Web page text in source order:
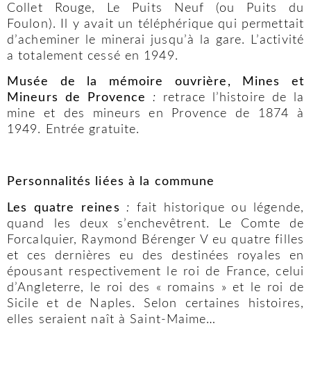
Collet Rouge, Le Puits Neuf (ou Puits du
Foulon). Il y avait un téléphérique qui permettait
d’acheminer le minerai jusqu’à la gare. L’activité
a totalement cessé en 1949.
Musée de la mémoire ouvrière, Mines et
Mineurs de Provence
: retrace l’histoire de la
mine et des mineurs en Provence de 1874 à
1949. Entrée gratuite.
Personnalités liées à la commune
Les quatre reines : fait historique ou légende,
quand les deux s’enchevêtrent. Le Comte de
Forcalquier, Raymond Bérenger V eu quatre filles
et ces dernières eu des destinées royales en
épousant respectivement le roi de France, celui
d’Angleterre, le roi des « romains » et le roi de
Sicile et de Naples. Selon certaines histoires,
elles seraient naît à Saint-Maime…